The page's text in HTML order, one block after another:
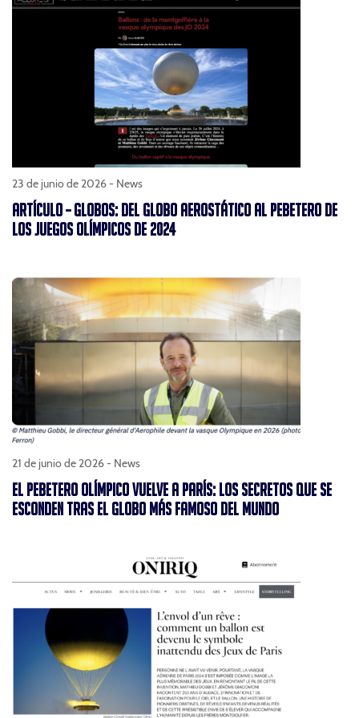
23 de junio de 2026 - News
ARTÍCULO – GLOBOS: DEL GLOBO AEROSTÁTICO AL PEBETERO DE
LOS JUEGOS OLÍMPICOS DE 2024
21 de junio de 2026 - News
EL PEBETERO OLÍMPICO VUELVE A PARÍS: LOS SECRETOS QUE SE
ESCONDEN TRAS EL GLOBO MÁS FAMOSO DEL MUNDO